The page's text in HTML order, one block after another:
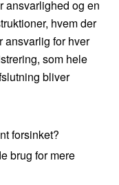
ansvarlighed og en
hvem der
ansvarlig for hver
som hele
bliver
forsinket?
brug for mere